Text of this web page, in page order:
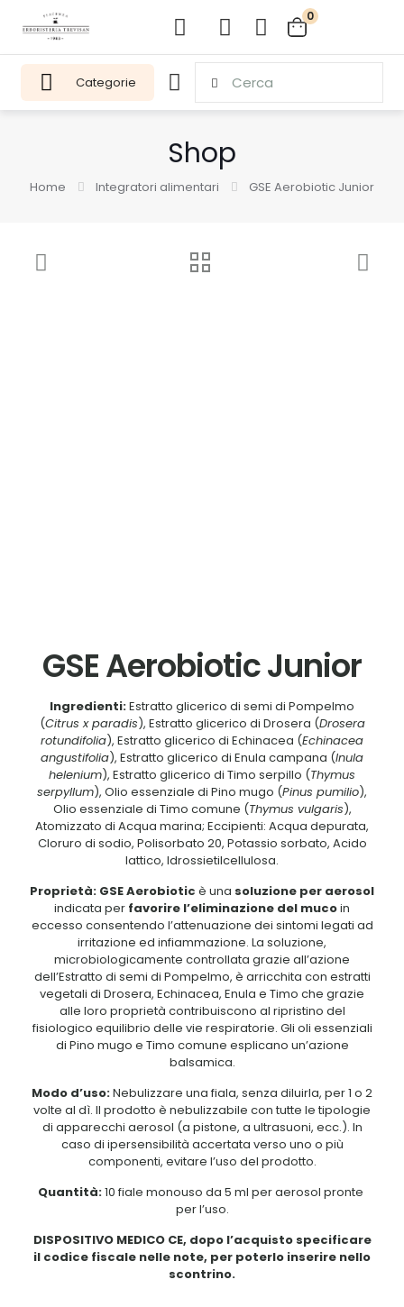
0
Categorie
Shop
Home Integratori alimentari GSE Aerobiotic Junior
GSE Aerobiotic Junior
Ingredienti:Estratto glicerico di semi di Pompelmo
(Citrus x paradis), Estratto glicerico di Drosera (Drosera
rotundifolia), Estratto glicerico di Echinacea (Echinacea
angustifolia), Estratto glicerico di Enula campana (Inula
helenium), Estratto glicerico di Timo serpillo (Thymus
serpyllum), Olio essenziale di Pino mugo (Pinus pumilio),
Olio essenziale di Timo comune (Thymus vulgaris),
Atomizzato di Acqua marina; Eccipienti: Acqua depurata,
Cloruro di sodio, Polisorbato 20, Potassio sorbato, Acido
lattico, Idrossietilcellulosa.
Proprietà: GSE Aerobiotic è una soluzione per aerosol
indicata per favorire l’eliminazione del mucoin
eccesso consentendo l’attenuazione dei sintomi legati ad
irritazione ed infiammazione. La soluzione,
microbiologicamente controllata grazie all’azione
dell’Estratto di semi di Pompelmo, è arricchita con estratti
vegetali di Drosera, Echinacea, Enula e Timo che grazie
alle loro proprietà contribuiscono al ripristino del
fisiologico equilibrio delle vie respiratorie. Gli oli essenziali
di Pino mugo e Timo comune esplicano un’azione
balsamica.
Modo d’uso:Nebulizzare una fiala, senza diluirla, per 1 o 2
volte al dì. Il prodotto è nebulizzabile con tutte le tipologie
di apparecchi aerosol (a pistone, a ultrasuoni, ecc.). In
caso di ipersensibilità accertata verso uno o più
componenti, evitare l’uso del prodotto.
Quantità:10 fiale monouso da 5 ml per aerosol pronte
per l’uso.
DISPOSITIVO MEDICO CE, dopo l’acquisto specificare
il codice fiscale nelle note, per poterlo inserire nello
scontrino.